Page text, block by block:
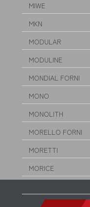
MIWE
MKN
MODULAR
MODULINE
MONDIAL FORNI
MONO
MONOLITH
MORELLO FORNI
MORETTI
MORICE
MUSSO